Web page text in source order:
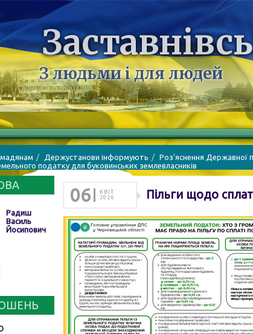
З людьми і для людей
Держустанови інформують
Роз'яснення Державної
податку для буковинських землевласників
Радиш
Василь
Йосипович
06
КВІТ.
2026
Пільги щодо